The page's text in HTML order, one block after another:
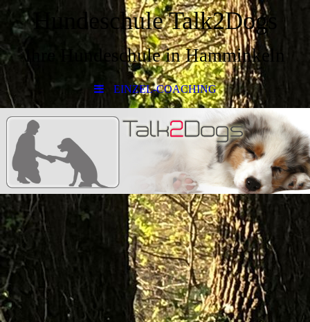
Hundeschule Talk2Dogs
Ihre Hundeschule in Hamminkeln
EINZEL-COACHING